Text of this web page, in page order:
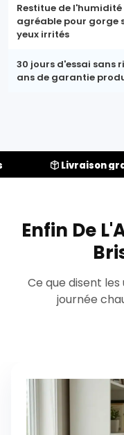
Restitue de
agréable pour gorge
yeux irrités
30 jours d'essai sans
ans de garantie
Livraison gratuite
Enfin De
Ce que disent
journée